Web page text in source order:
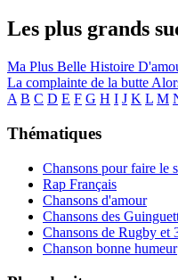
Les plus grands
Ma Plus Belle Histoire
La complainte de la butte
A B C D E F G H I J K L M
Thématiques
Chansons pour faire le
Rap Français
Chansons d'amour
Chansons des
Chansons de Rugby et
Chanson bonne humeur